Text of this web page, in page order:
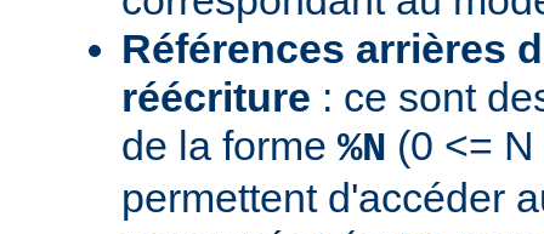
Références arrières
réécriture : ce sont
de la forme %N (0 <=
permettent d'accéder